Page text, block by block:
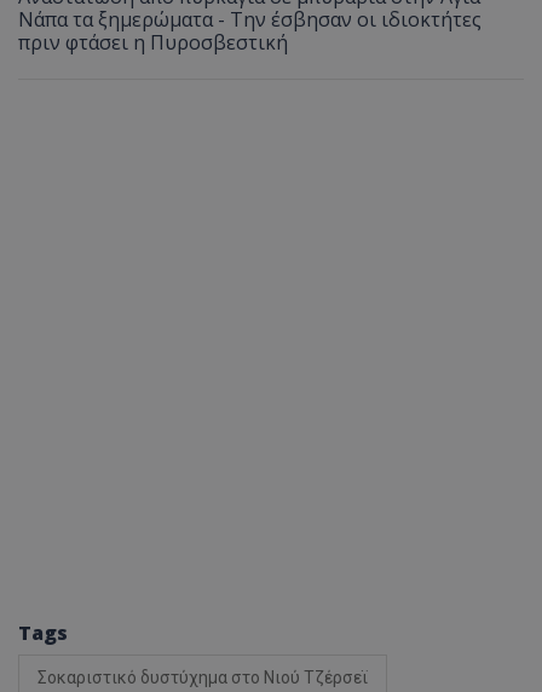
Νάπα τα ξημερώματα - Την έσβησαν οι ιδιοκτήτες
πριν φτάσει η Πυροσβεστική
Tags
Σοκαριστικό δυστύχημα στο Νιού Τζέρσεϊ